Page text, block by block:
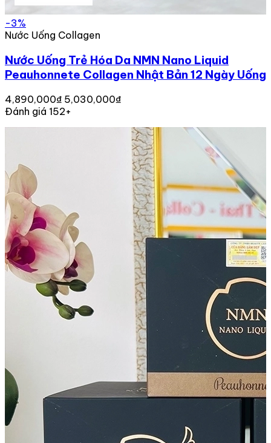
-3%
Nước Uống Collagen
Nước Uống Trẻ Hóa Da NMN Nano Liquid
Peauhonnete Collagen Nhật Bản 12 Ngày Uống
4,890,000₫ 5,030,000₫
Đánh giá 152+